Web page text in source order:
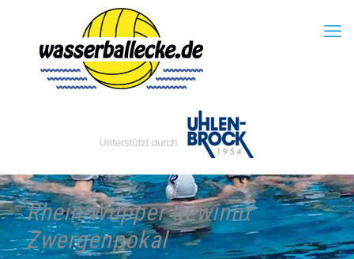
Rhein-Wupper gewinnt
Zwergenpokal